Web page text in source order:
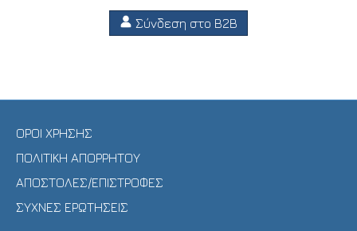
Σύνδεση στο B2B
ΟΡΟΙ ΧΡΗΣΗΣ
ΠΟΛΙΤΙΚΗ ΑΠΟΡΡΗΤΟΥ
ΑΠΟΣΤΟΛΕΣ/ΕΠΙΣΤΡΟΦΕΣ
ΣΥΧΝΕΣ ΕΡΩΤΗΣΕΙΣ